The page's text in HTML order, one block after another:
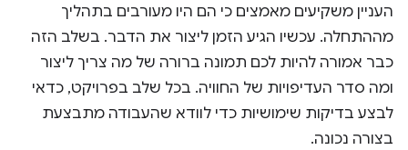
העניין משקיעים מאמצים כי הם היו מעורבים בתהליך
מההתחלה. עכשיו הגיע הזמן ליצור את הדבר. בשלב הזה
כבר אמורה להיות לכם תמונה ברורה של מה צריך ליצור
ומה סדר העדיפויות של החוויה. בכל שלב בפרויקט, כדאי
לבצע בדיקות שימושיות כדי לוודא שהעבודה מתבצעת
בצורה נכונה.